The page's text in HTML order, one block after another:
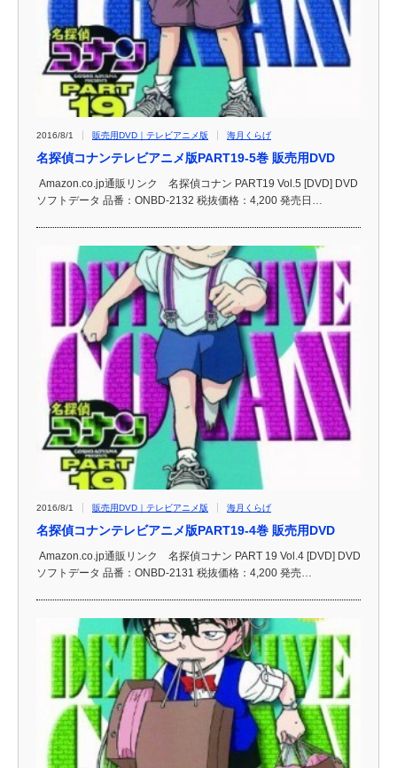
2016/8/1 販売用DVD｜テレビアニメ版 海月くらげ
名探偵コナンテレビアニメ版PART19-5巻 販売用DVD
Amazon.co.jp通販リンク 名探偵コナン PART19 Vol.5 [DVD] DVD
ソフトデータ 品番：ONBD-2132 税抜価格：4,200 発売日…
2016/8/1 販売用DVD｜テレビアニメ版 海月くらげ
名探偵コナンテレビアニメ版PART19-4巻 販売用DVD
Amazon.co.jp通販リンク 名探偵コナン PART 19 Vol.4 [DVD] DVD
ソフトデータ 品番：ONBD-2131 税抜価格：4,200 発売…